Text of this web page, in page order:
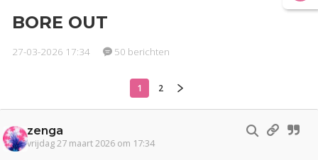
Relaties
Werk & Studie
Seks Gezondheid
Coronavirus
Overig
Actueel Oekraïne
BORE OUT
27-03-2026 17:34 50 berichten
1 2
zenga
vrijdag 27 maart 2026 om 17:34